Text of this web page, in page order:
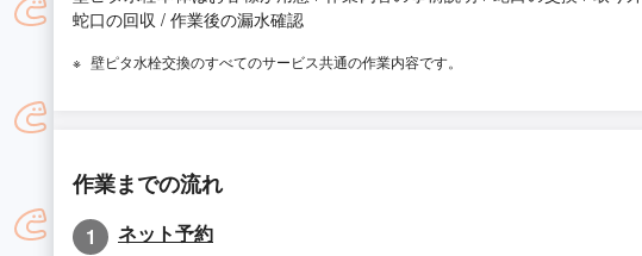
蛇口の回収 / 作業後の漏水確認
壁ピタ水栓交換のすべてのサービス共通の作業内容です。
作業までの流れ
1 ネット予約